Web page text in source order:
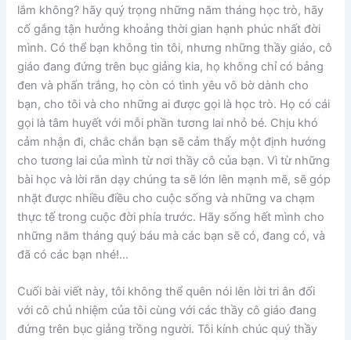
lắm không? hãy quý trọng những năm tháng học trò, hãy
cố gắng tận hưởng khoảng thời gian hạnh phúc nhất đời
mình. Có thể bạn không tin tôi, nhưng những thầy giáo, cô
giáo đang đứng trên bục giảng kia, họ không chỉ có bảng
đen và phấn trắng, họ còn có tình yêu vô bờ dành cho
bạn, cho tôi và cho những ai được gọi là học trò. Họ có cái
gọi là tâm huyết với mỗi phần tương lai nhỏ bé. Chịu khó
cảm nhận đi, chắc chắn bạn sẽ cảm thấy một định hướng
cho tương lai của mình từ nơi thầy cô của bạn. Vì từ những
bài học và lời răn dạy chúng ta sẽ lớn lên mạnh mẽ, sẽ góp
nhặt được nhiều điều cho cuộc sống và những va chạm
thực tế trong cuộc đời phía trước. Hãy sống hết mình cho
những năm tháng quý báu mà các bạn sẽ có, đang có, và
đã có các bạn nhé!…
Cuối bài viết này, tôi không thể quên nói lên lời tri ân đối
với cô chủ nhiệm của tôi cùng với các thầy cô giáo đang
đứng trên bục giảng trồng người. Tôi kính chúc quý thầy